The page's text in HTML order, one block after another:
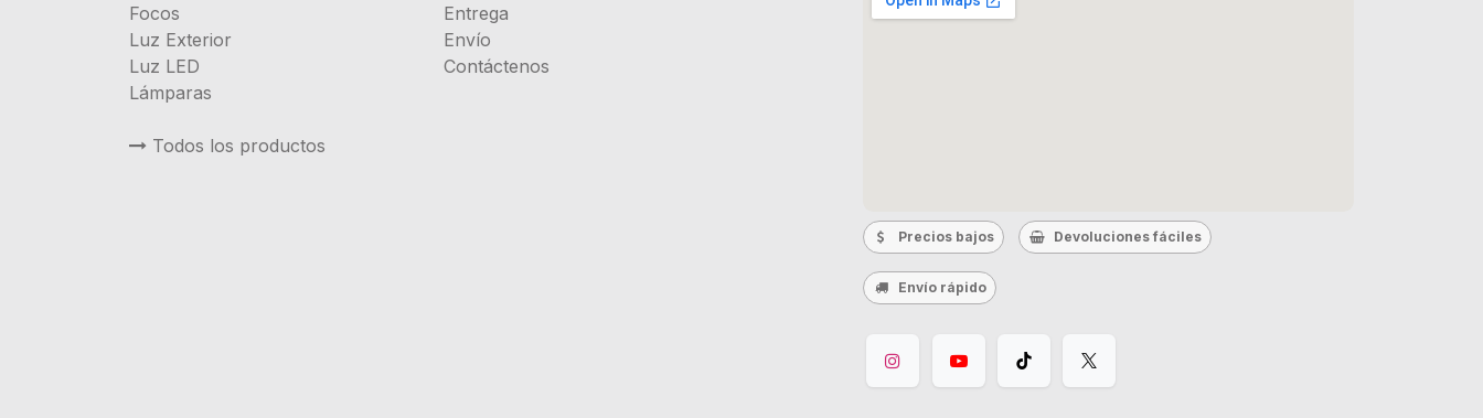
Focos
Luz Exterior
Luz LED
Lámparas
Todos los productos
Entrega
Envío
Contáctenos
Precios bajos Devoluciones fáciles
Envío rápido